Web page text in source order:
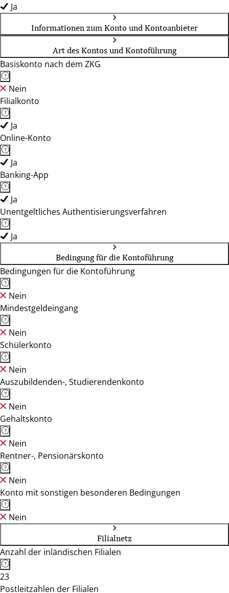
Ja
Informationen zum Konto und Kontoanbieter
Art des Kontos und Kontoführung
Basiskonto nach dem ZKG
Nein
Filialkonto
Ja
Online-Konto
Ja
Banking-App
Ja
Unentgeltliches Authentisierungsverfahren
Ja
Bedingung für die Kontoführung
Bedingungen für die Kontoführung
Nein
Mindestgeldeingang
Nein
Schülerkonto
Nein
Auszubildenden-, Studierendenkonto
Nein
Gehaltskonto
Nein
Rentner-, Pensionärskonto
Nein
Konto mit sonstigen besonderen Bedingungen
Nein
Filialnetz
Anzahl der inländischen Filialen
23
Postleitzahlen der Filialen